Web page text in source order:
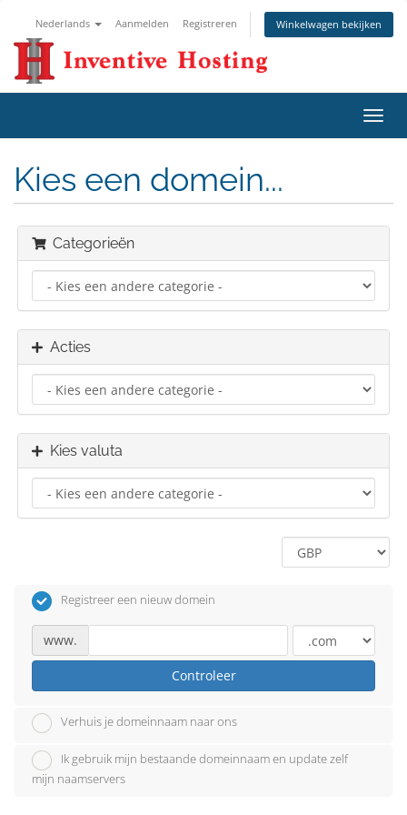
Nederlands Aanmelden Registreren Winkelwagen bekijken
in-/
Kies een domein...
Categorieën
Acties
Kies valuta
Registreer een nieuw domein
www.
Controleer
Verhuis je domeinnaam naar ons
Ik gebruik mijn bestaande domeinnaam en update zelf
mijn naamservers